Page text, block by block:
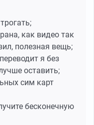
как видео так
полезная вещь;
я без
оставить;
сим карт
бесконечную